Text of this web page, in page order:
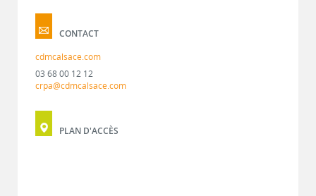
CONTACT
cdmcalsace.com
03 68 00 12 12
crpa@cdmcalsace.com
PLAN D'ACCÈS